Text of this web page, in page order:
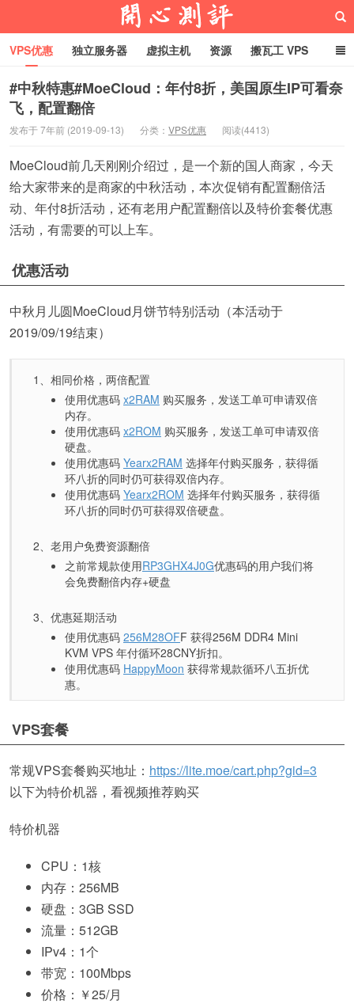
开心VPS测评
VPS优惠 独立服务器 虚拟主机 资源 搬瓦工 VPS
折腾VPS 真实测评 Hostloc趣闻 域名
RackNerd促销套餐
#中秋特惠#MoeCloud：年付8折，美国原生IP可看奈
飞，配置翻倍
发布于 7年前 (2019-09-13) 分类： VPS优惠 阅读(4413)
MoeCloud前几天刚刚介绍过，是一个新的国人商家，今天
给大家带来的是商家的中秋活动，本次促销有配置翻倍活
动、年付8折活动，还有老用户配置翻倍以及特价套餐优惠
活动，有需要的可以上车。
优惠活动
中秋月儿圆MoeCloud月饼节特别活动（本活动于
2019/09/19结束）
1、相同价格，两倍配置
使用优惠码 x2RAM 购买服务，发送工单可申请双倍
内存。
使用优惠码 x2ROM 购买服务，发送工单可申请双倍
硬盘。
使用优惠码 Yearx2RAM 选择年付购买服务，获得循
环八折的同时仍可获得双倍内存。
使用优惠码 Yearx2ROM 选择年付购买服务，获得循
环八折的同时仍可获得双倍硬盘。
2、老用户免费资源翻倍
之前常规款使用RP3GHX4J0G优惠码的用户我们将
会免费翻倍内存+硬盘
3、优惠延期活动
使用优惠码 256M28OFF 获得256M DDR4 Mini
KVM VPS 年付循环28CNY折扣。
使用优惠码 HappyMoon 获得常规款循环八五折优
惠。
VPS套餐
常规VPS套餐购买地址： https://lite.moe/cart.php?gid=3
以下为特价机器，看视频推荐购买
特价机器
CPU：1核
内存：256MB
硬盘：3GB SSD
流量：512GB
IPv4：1个
带宽：100Mbps
价格：￥25/月